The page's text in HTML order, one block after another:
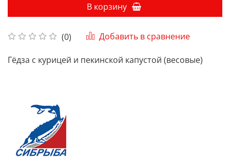
(0) Добавить в сравнение
В корзину
Гёдза с курицей и пекинской капустой (весовые)